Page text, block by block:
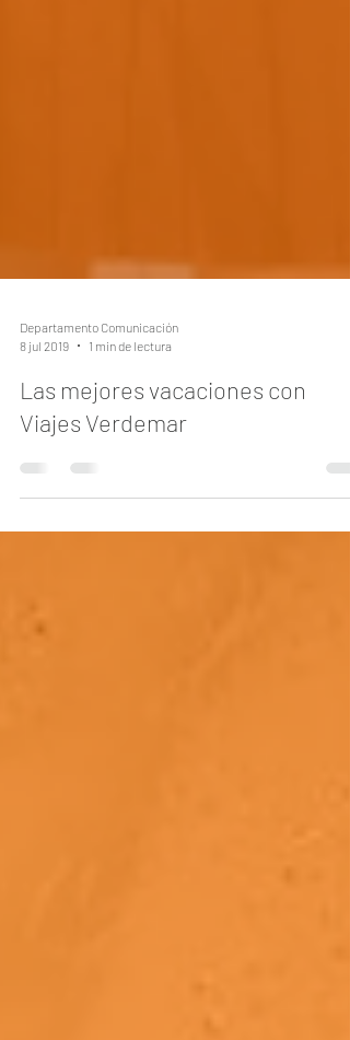
8 jul 2019
1 min de lectura
Las mejores vacaciones con
Viajes Verdemar